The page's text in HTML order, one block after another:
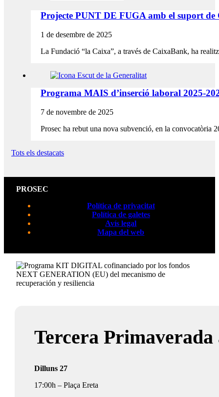
Projecte PUNT DE FUGA amb el suport
1 de desembre de 2025
La Fundació “la Caixa”, a través de CaixaBank, ha
Programa MAIS d’inserció laboral 2025-
7 de novembre de 2025
Prosec ha rebut una nova subvenció, en la convocatòria
Tots els destacats
PROSEC
Política de privacitat
Política de galetes
Avís legal
Mapa del web
Tercera
Dilluns 27
17:00h – Plaça Ereta